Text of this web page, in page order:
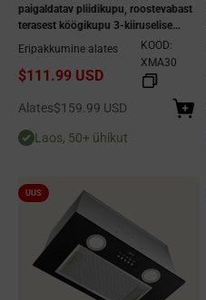
paigaldatav pliidikupu, roostevabast
terasest köögikupu 3-kiiruselise
väljatõmbeventilaatoriga,
kanaliga/kanalita muudetav - must
Eripakkumine alates
$111.99 USD
KOOD:
XMA30
Allahindlushind
Alates$159.99 USD
Laos, 50+ ühikut
UUS